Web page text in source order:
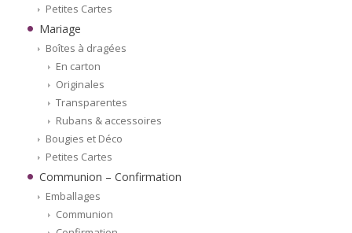
Petites Cartes
Mariage
Boîtes à dragées
En carton
Originales
Transparentes
Rubans & accessoires
Bougies et Déco
Petites Cartes
Communion – Confirmation
Emballages
Communion